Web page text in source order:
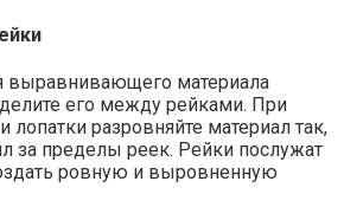
выравнивающего материала
его между рейками.​ При
разровняйте материал так,
за пределы реек.​ Рейки послужат
ровную и выровненную